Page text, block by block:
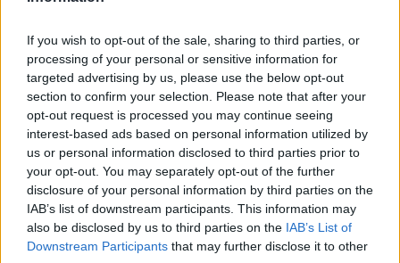
If you wish to opt-out of the sale, sharing to third parties, or
processing of your personal or sensitive information for
targeted advertising by us, please use the below opt-out
section to confirm your selection. Please note that after your
opt-out request is processed you may continue seeing
interest-based ads based on personal information utilized by
us or personal information disclosed to third parties prior to
your opt-out. You may separately opt-out of the further
disclosure of your personal information by third parties on the
IAB’s list of downstream participants. This information may
also be disclosed by us to third parties on the IAB’s List of
Downstream Participants that may further disclose it to other
explotación comercial en líneas de Alta Velocidad,
que habilita el ...
2/8 2021
Cataluña pedirá 56 traspasos en la
Comisión Bilateral con el Gobierno
central
La gestión de los fondos europeos se debatirá en
una Conferencia Sectorial presidida por la
ministra de Hacienda, María Jesús Montero, junto
a todas las Comunidades Autónomas aunque aún
no se ha confi...